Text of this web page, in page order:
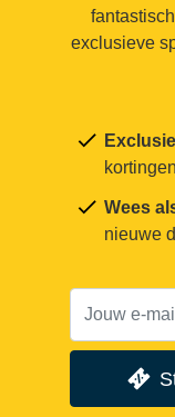
exclusieve
Wees
nieuwe